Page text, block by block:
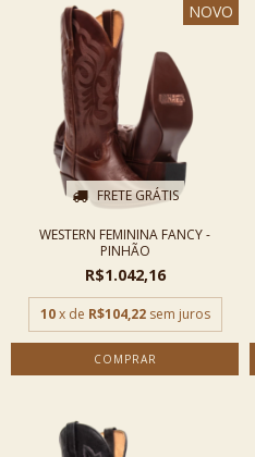
FRETE GRÁTIS
NOVO
WESTERN FEMININA FANCY -
PINHÃO
R$1.042,16
10 x de R$104,22 sem juros
COMPRAR